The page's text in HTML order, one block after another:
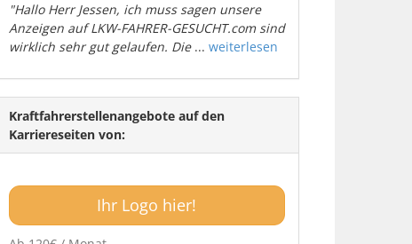
"Hallo Herr Jessen, ich muss sagen unsere
Anzeigen auf LKW-FAHRER-GESUCHT.com sind
wirklich sehr gut gelaufen. Die... weiterlesen
Kraftfahrerstellenangebote auf den
Karriereseiten von:
Ihr Logo hier!